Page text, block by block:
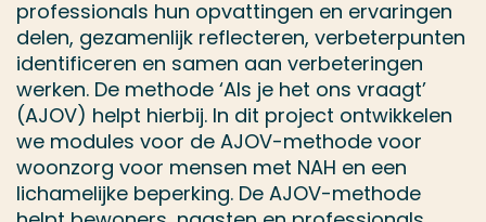
professionals hun opvattingen en ervaringen
delen, gezamenlijk reflecteren, verbeterpunten
identificeren en samen aan verbeteringen
werken. De methode ‘Als je het ons vraagt’
(AJOV) helpt hierbij. In dit project ontwikkelen
we modules voor de AJOV-methode voor
woonzorg voor mensen met NAH en een
lichamelijke beperking. De AJOV-methode